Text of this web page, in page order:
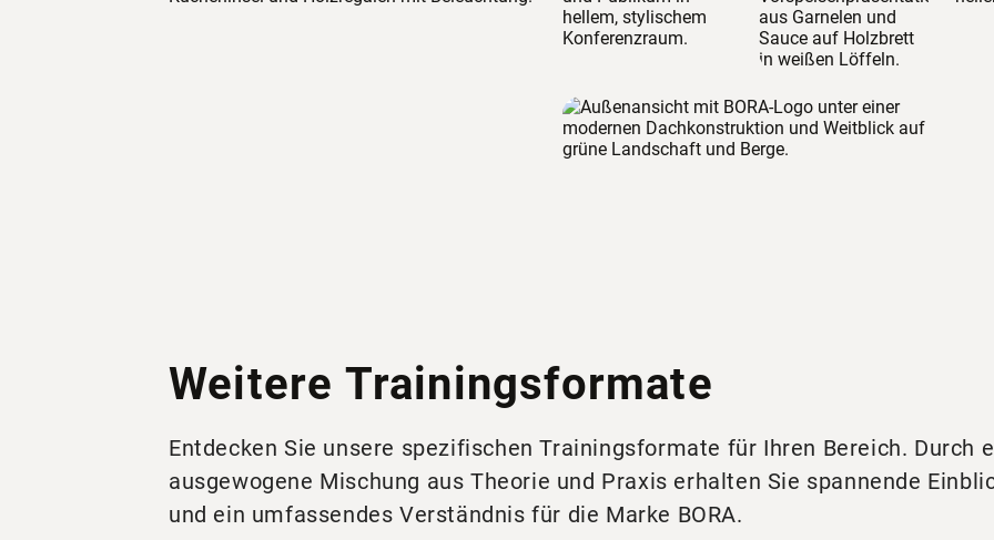
Weitere Trainingsformate
Entdecken Sie unsere spezifischen Trainingsformate für Ihren Bereich. Durch
ausgewogene Mischung aus Theorie und Praxis erhalten Sie spannende
und ein umfassendes Verständnis für die Marke BORA.